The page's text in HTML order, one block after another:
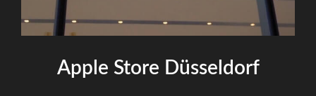
Apple Store Düsseldorf